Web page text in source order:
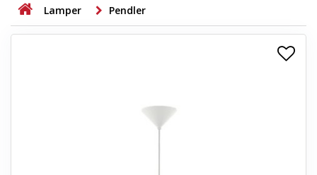
+
STUE
+
Lamper Pendler